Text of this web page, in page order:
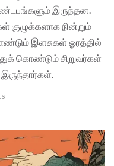
இருந்தன.
குழுக்களாக நின்றும்
இளசுகள் ஓரத்தில்
கொண்டும் சிறுவர்கள்